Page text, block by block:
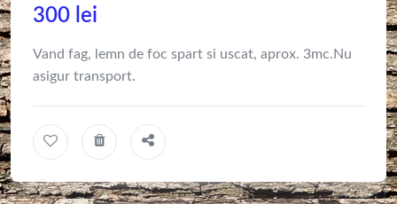
300 lei
Vand fag, lemn de foc spart si uscat, aprox. 3mc.Nu
asigur transport.